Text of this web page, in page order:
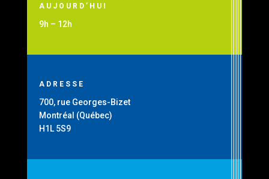
AUJOURD’HUI
9h – 12h
ADRESSE
700, rue Georges-Bizet
Montréal (Québec)
H1L 5S9